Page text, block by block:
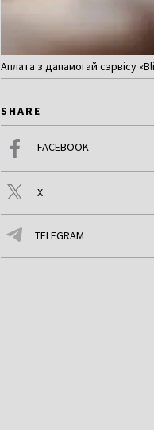
Аплата з дапамогай сэрвісу
SHARE
FACEBOOK
X
TELEGRAM